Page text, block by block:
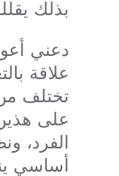
بذلك
دعني
علاقة
تختلف
على
الفرد،
أساسي